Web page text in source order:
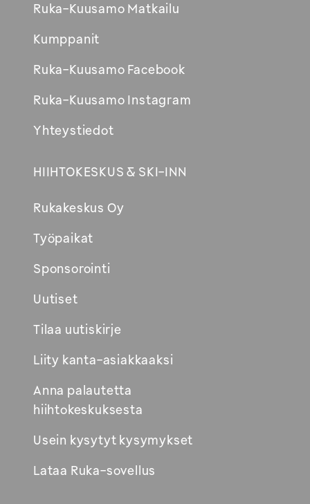
Ruka-Kuusamo Matkailu
Kumppanit
Ruka-Kuusamo Facebook
Ruka-Kuusamo Instagram
Yhteystiedot
HIIHTOKESKUS & SKI-INN
Rukakeskus Oy
Työpaikat
Sponsorointi
Uutiset
Tilaa uutiskirje
Liity kanta-asiakkaaksi
Anna palautetta
hiihtokeskuksesta
Usein kysytyt kysymykset
Lataa Ruka-sovellus